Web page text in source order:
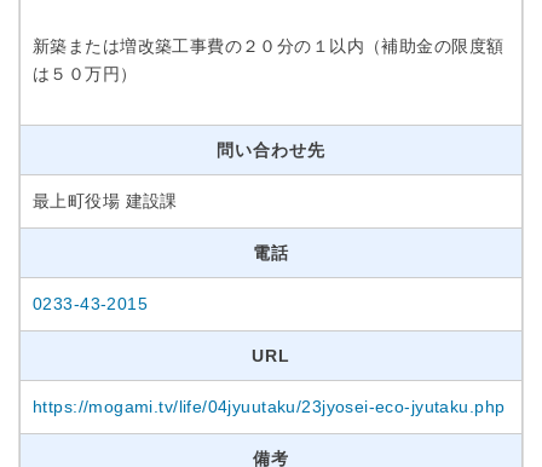
新築または増改築工事費の２０分の１以内（補助金の限度額
は５０万円）
問い合わせ先
最上町役場 建設課
電話
0233-43-2015
URL
https://mogami.tv/life/04jyuutaku/23jyosei-eco-jyutaku.php
備考